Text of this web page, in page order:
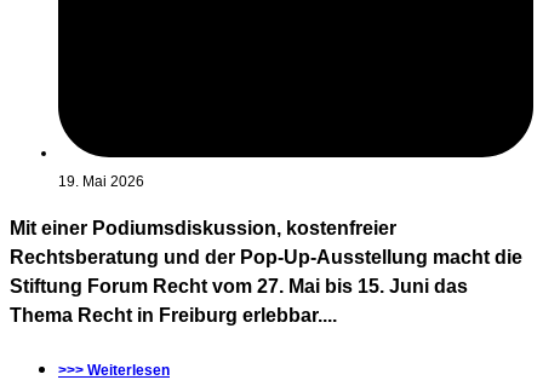
19. Mai 2026
Mit einer Podiumsdiskussion, kostenfreier
Rechtsberatung und der Pop-Up-Ausstellung macht die
Stiftung Forum Recht vom 27. Mai bis 15. Juni das
Thema Recht in Freiburg erlebbar....
>>> Weiterlesen